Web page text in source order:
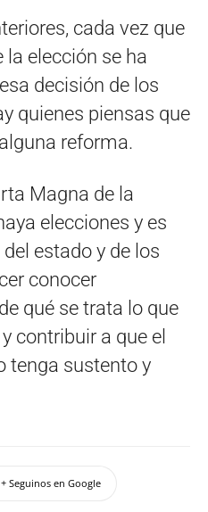
cada vez que
la elección se ha
decisión de los
quienes piensas que
reforma.
Magna de la
elecciones y es
estado y de los
conocer
qué se trata lo que
contribuir a que el
tenga sustento y
+ Seguinos en Google